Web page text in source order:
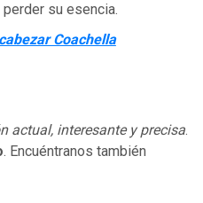
su esencia.
Coachella
actual, interesante y precisa.
. Encuéntranos también